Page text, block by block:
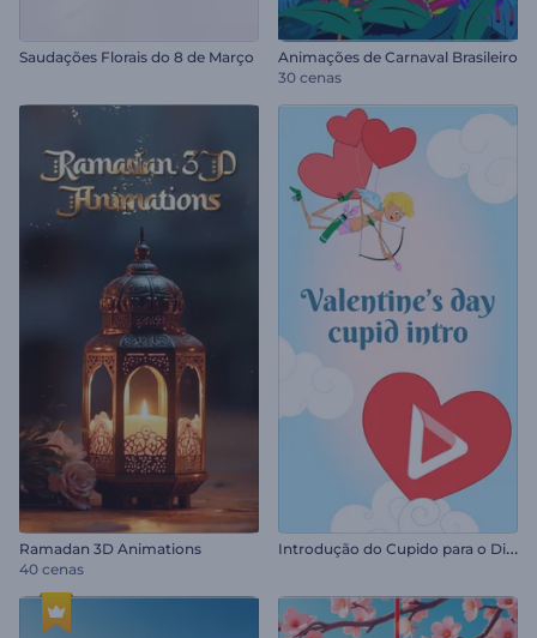
Saudações Florais do 8 de Março
Animações de Carnaval Brasileiro
30 cenas
Ramadan 3D Animations
40 cenas
I
ntrodução do Cupido para o Dia dos Namorados